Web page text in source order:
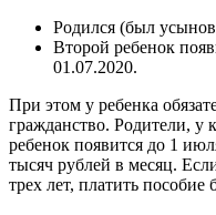
Родился (был
Второй ребенок
01.07.2020.
При этом у ребенка
гражданство. Родители, у
ребенок появится до 1
тысяч рублей в месяц.
трех лет, платить пособие